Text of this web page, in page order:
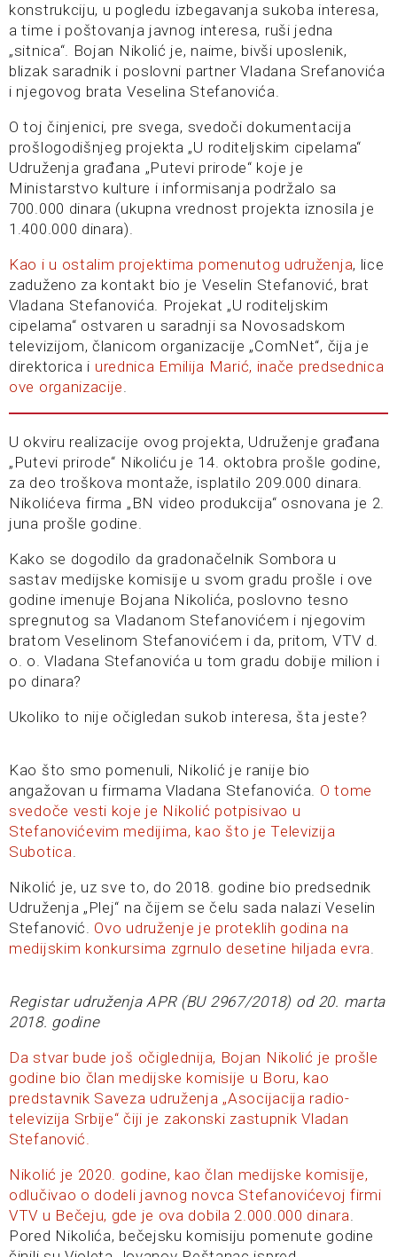
konstrukciju, u pogledu izbegavanja sukoba interesa,
a time i poštovanja javnog interesa, ruši jedna
„sitnica“. Bojan Nikolić je, naime, bivši uposlenik,
blizak saradnik i poslovni partner Vladana Srefanovića
i njegovog brata Veselina Stefanovića.
O toj činjenici, pre svega, svedoči dokumentacija
prošlogodišnjeg projekta „U roditeljskim cipelama“
Udruženja građana „Putevi prirode“ koje je
Ministarstvo kulture i informisanja podržalo sa
700.000 dinara (ukupna vrednost projekta iznosila je
1.400.000 dinara).
Kao i u ostalim projektima pomenutog udruženja, lice
zaduženo za kontakt bio je Veselin Stefanović, brat
Vladana Stefanovića. Projekat „U roditeljskim
cipelama“ ostvaren u saradnji sa Novosadskom
televizijom, članicom organizacije „ComNet“, čija je
direktorica i urednica Emilija Marić, inače predsednica
ove organizacije.
U okviru realizacije ovog projekta, Udruženje građana
„Putevi prirode“ Nikoliću je 14. oktobra prošle godine,
za deo troškova montaže, isplatilo 209.000 dinara.
Nikolićeva firma „BN video produkcija“ osnovana je 2.
juna prošle godine.
Kako se dogodilo da gradonačelnik Sombora u
sastav medijske komisije u svom gradu prošle i ove
godine imenuje Bojana Nikolića, poslovno tesno
spregnutog sa Vladanom Stefanovićem i njegovim
bratom Veselinom Stefanovićem i da, pritom, VTV d.
o. o. Vladana Stefanovića u tom gradu dobije milion i
po dinara?
Ukoliko to nije očigledan sukob interesa, šta jeste?
Kao što smo pomenuli, Nikolić je ranije bio
angažovan u firmama Vladana Stefanovića. O tome
svedoče vesti koje je Nikolić potpisivao u
Stefanovićevim medijima, kao što je Televizija
Subotica.
Nikolić je, uz sve to, do 2018. godine bio predsednik
Udruženja „Plej“ na čijem se čelu sada nalazi Veselin
Stefanović. Ovo udruženje je proteklih godina na
medijskim konkursima zgrnulo desetine hiljada evra.
Registar udruženja APR (BU 2967/2018) od 20. marta
2018. godine
Da stvar bude još očiglednija, Bojan Nikolić je prošle
godine bio član medijske komisije u Boru, kao
predstavnik Saveza udruženja „Asocijacija radio-
televizija Srbije“ čiji je zakonski zastupnik Vladan
Stefanović.
Nikolić je 2020. godine, kao član medijske komisije,
odlučivao o dodeli javnog novca Stefanovićevoj firmi
VTV u Bečeju, gde je ova dobila 2.000.000 dinara.
Pored Nikolića, bečejsku komisiju pomenute godine